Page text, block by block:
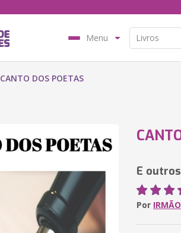
Menu
CANTO DOS POETAS
E
Por